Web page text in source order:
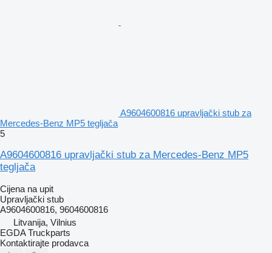
A9604600816 upravljački stub za
Mercedes-Benz MP5 tegljača
5
A9604600816 upravljački stub za Mercedes-Benz MP5
tegljača
Cijena na upit
Upravljački stub
A9604600816, 9604600816
Litvanija, Vilnius
EGDA Truckparts
Kontaktirajte prodavca